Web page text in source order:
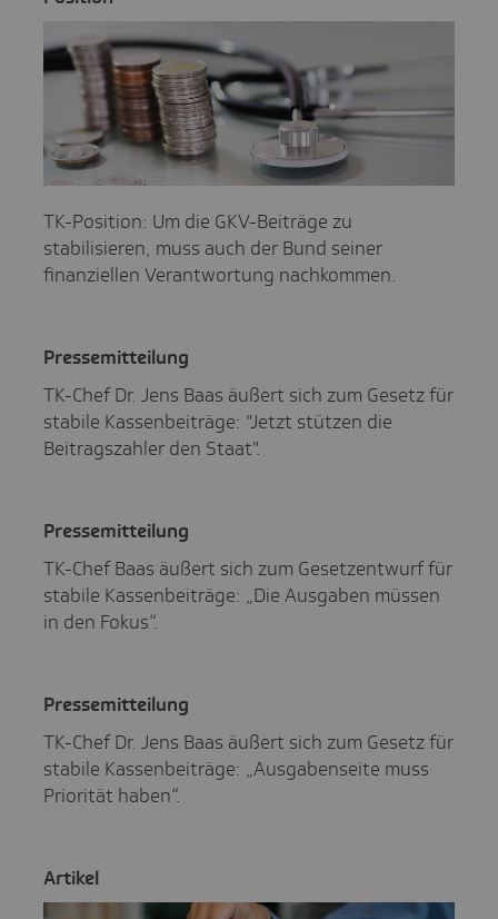
TK-Position: Um die GKV-Beiträge zu
stabilisieren, muss auch der Bund seiner
finanziellen Verantwortung nachkommen.
Pres­se­mit­tei­lung
TK-Chef Dr. Jens Baas äußert sich zum Gesetz für
stabile Kassenbeiträge: "Jetzt stützen die
Beitragszahler den Staat".
Pres­se­mit­tei­lung
TK-Chef Baas äußert sich zum Gesetzentwurf für
stabile Kassenbeiträge: „Die Ausgaben müssen
in den Fokus“.
Pres­se­mit­tei­lung
TK-Chef Dr. Jens Baas äußert sich zum Gesetz für
stabile Kassenbeiträge: „Ausgabenseite muss
Priorität haben“.
Artikel